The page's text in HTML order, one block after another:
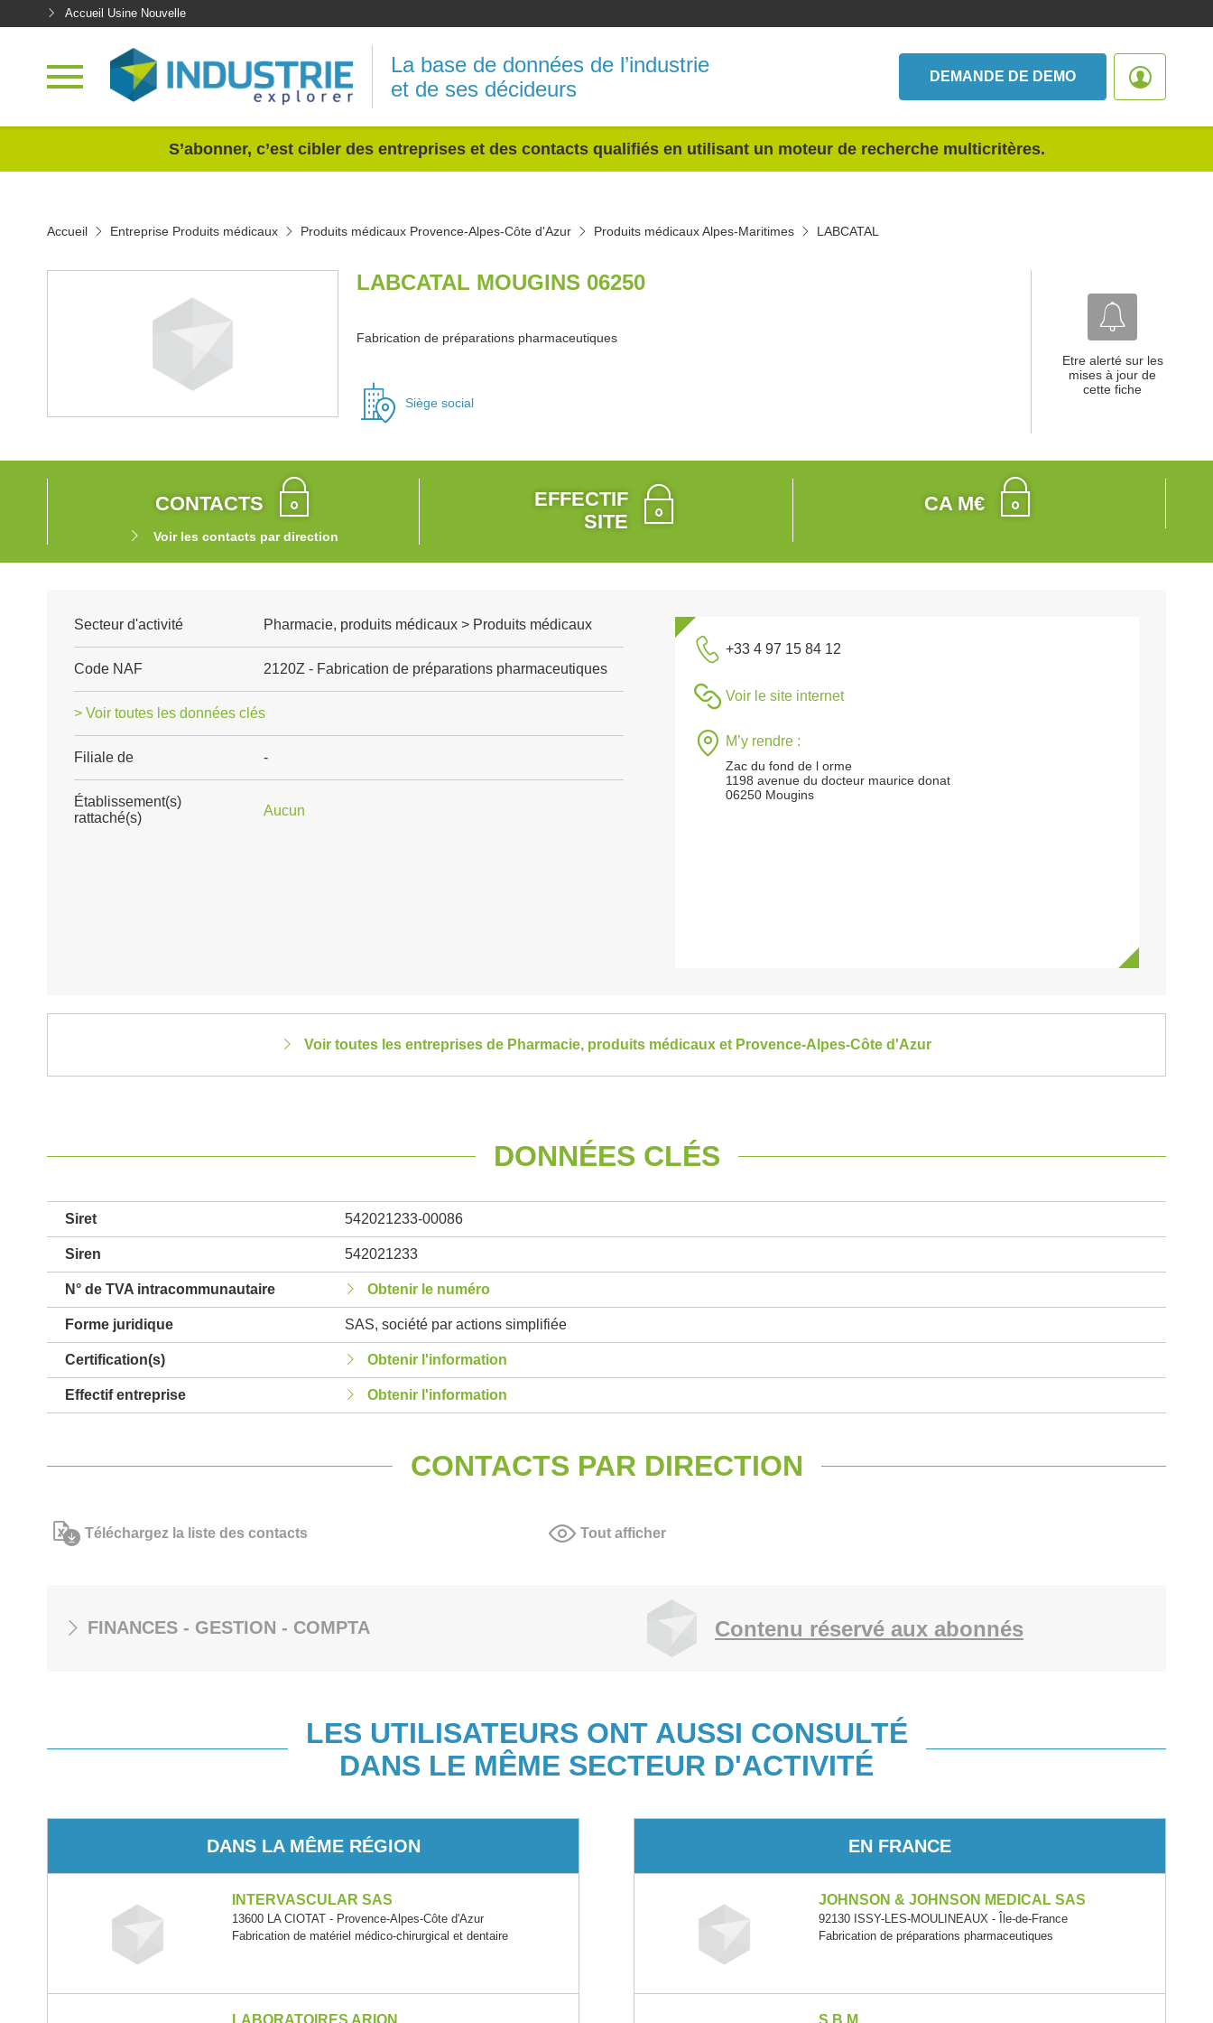
Accueil Usine Nouvelle
La base de données de l’industrie
et de ses décideurs
DEMANDE DE DEMO
S’abonner, c’est cibler des entreprises et des contacts qualifiés en utilisant un moteur de recherche multicritères.
Accueil Entreprise Produits médicaux Produits médicaux Provence-Alpes-Côte d'Azur Produits médicaux Alpes-Maritimes LABCATAL
LABCATAL MOUGINS 06250
Fabrication de préparations pharmaceutiques
Siège social
Etre alerté sur les
mises à jour de
cette fiche
CONTACTS
Voir les contacts par direction
EFFECTIF
SITE
CA M€
Secteur d'activité Pharmacie, produits médicaux > Produits médicaux
Code NAF 2120Z - Fabrication de préparations pharmaceutiques
> Voir toutes les données clés
Filiale de -
Établissement(s)
rattaché(s)
Aucun
+33 4 97 15 84 12
Voir le site internet
M’y rendre :
Zac du fond de l orme
1198 avenue du docteur maurice donat
06250 Mougins
Voir toutes les entreprises de Pharmacie, produits médicaux et Provence-Alpes-Côte d'Azur
DONNÉES CLÉS
Siret 542021233-00086
Siren 542021233
N° de TVA intracommunautaire Obtenir le numéro
Forme juridique SAS, société par actions simplifiée
Certification(s) Obtenir l'information
Effectif entreprise Obtenir l'information
CONTACTS PAR DIRECTION
Téléchargez la liste des contacts Tout afficher
FINANCES - GESTION - COMPTA Contenu réservé aux abonnés
LES UTILISATEURS ONT AUSSI CONSULTÉ
DANS LE MÊME SECTEUR D'ACTIVITÉ
DANS LA MÊME RÉGION
INTERVASCULAR SAS
13600 LA CIOTAT - Provence-Alpes-Côte d'Azur
Fabrication de matériel médico-chirurgical et dentaire
LABORATOIRES ARION
EN FRANCE
JOHNSON & JOHNSON MEDICAL SAS
92130 ISSY-LES-MOULINEAUX - Île-de-France
Fabrication de préparations pharmaceutiques
S.B.M